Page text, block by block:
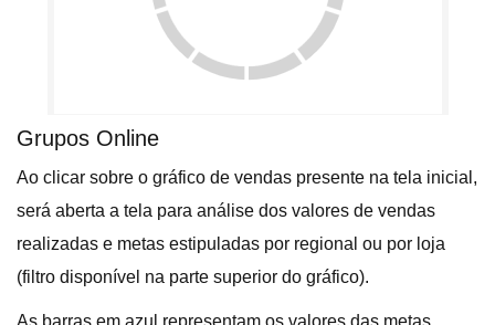
Grupos Online
Ao clicar sobre o gráfico de vendas presente na tela inicial,
será aberta a tela para análise dos valores de vendas
realizadas e metas estipuladas por regional ou por loja
(filtro disponível na parte superior do gráfico).
As barras em azul representam os valores das metas